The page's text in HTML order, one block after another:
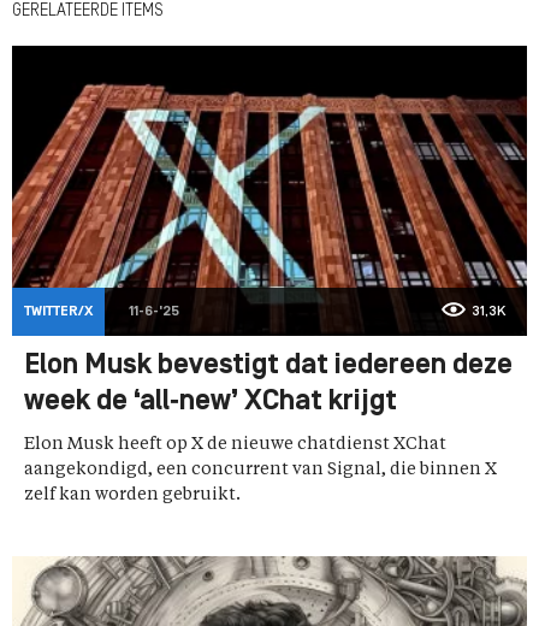
GERELATEERDE ITEMS
TWITTER/X 11-6-'25 31,3K
Elon Musk bevestigt dat iedereen deze
week de ‘all‑new’ XChat krijgt
Elon Musk heeft op X de nieuwe chatdienst XChat
aangekondigd, een concurrent van Signal, die binnen X
zelf kan worden gebruikt.